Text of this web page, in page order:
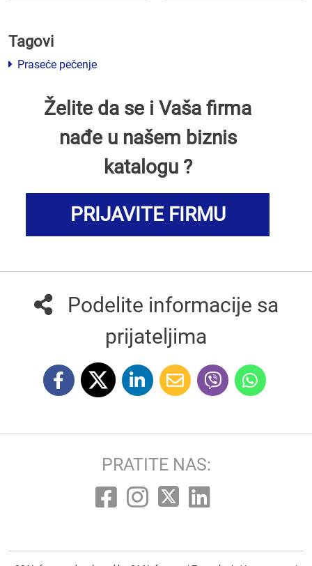
Tagovi
Praseće pečenje
Želite da se i Vaša firma
nađe u našem biznis
katalogu ?
PRIJAVITE FIRMU
Podelite informacije sa
prijateljima
PRATITE NAS: